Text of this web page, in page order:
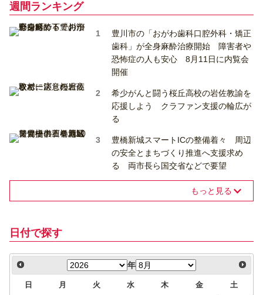
週間ランキング
豊川市の「おがわ歯科口腔外科・矯正
歯科」が全身麻酔治療開始 障害者や
恐怖症の人も安心 8月11日に内覧会
開催
希少がんと闘う桜丘高校の岩佐教諭を
応援しよう クラファン支援の輪広が
る
豊橋新城スマートICの整備着々 周辺
の安全とまちづくり推進へ支援求め
る 両市長ら国交省などで要望
もっと見る
日付で探す
年
日 月 火 水 木 金 土